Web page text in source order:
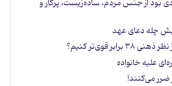
بود از جنس مردم، ساده‌زیست، پرکار و
چله دعای عهد
قوی‌تر کنیم؟
ضرر می‌کنند!